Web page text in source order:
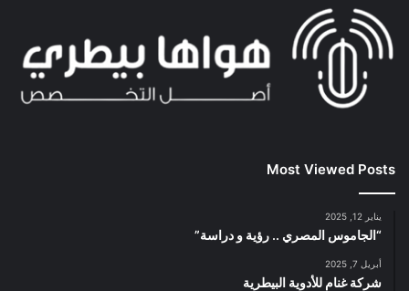
Most Viewed Posts
يناير 12, 2025
“الجاموس المصري .. رؤية و دراسة”
أبريل 7, 2025
شركة غنام للأدوية البيطرية